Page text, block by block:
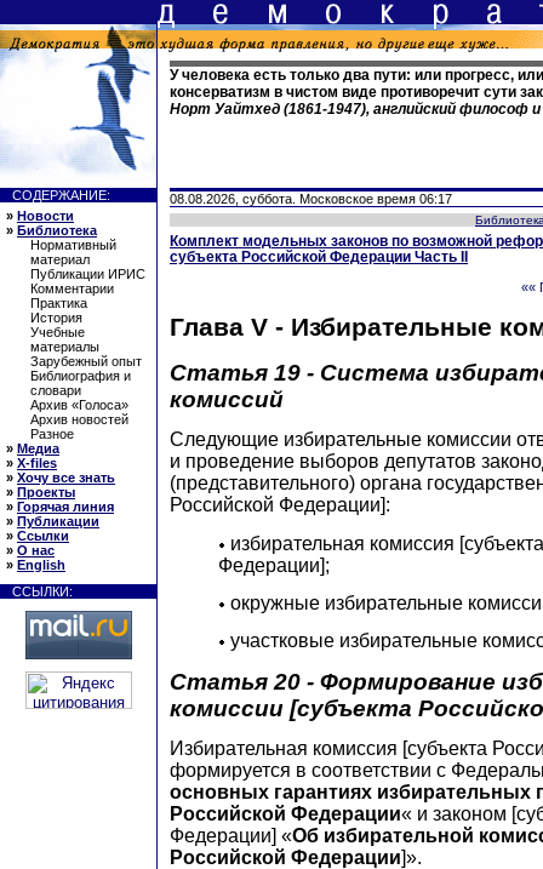
У человека есть только два пути: или прогресс,
консерватизм в чистом виде противоречит сути
Норт Уайтхед (1861-1947), английский философ
СОДЕРЖАНИЕ:
» Новости
» Библиотека
Нормативный
материал
Публикации ИРИС
Комментарии
Практика
История
Учебные
материалы
Зарубежный опыт
Библиография и
словари
Архив «Голоса»
Архив новостей
Разное
» Медиа
» X-files
» Хочу все знать
» Проекты
» Горячая линия
» Публикации
» Ссылки
» О нас
» English
ССЫЛКИ:
08.08.2026, суббота. Московское время 06:17
Комплект модельных законов по возможной
субъекта Российской Федерации Часть II
««
Глава V - Избирательные
Статья 19 - Система
комиссий
Следующие избирательные комиссии
и проведение выборов депутатов
(представительного) органа
Российской Федерации]:
избирательная комиссия
Федерации];
окружные избирательные
участковые избирательные
Статья 20 - Формирование
комиссии [субъекта
Избирательная комиссия [субъекта
формируется в соответствии с
основных гарантиях избирательных
Российской Федерации« и законом
Федерации] «Об избирательной
Российской Федерации]».